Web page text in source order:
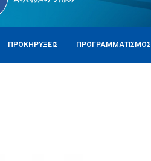
ΠΡΟΚΗΡΎΞΕΙΣ ΠΡΟΓΡΑΜΜΑΤΙΣΜΌΣ